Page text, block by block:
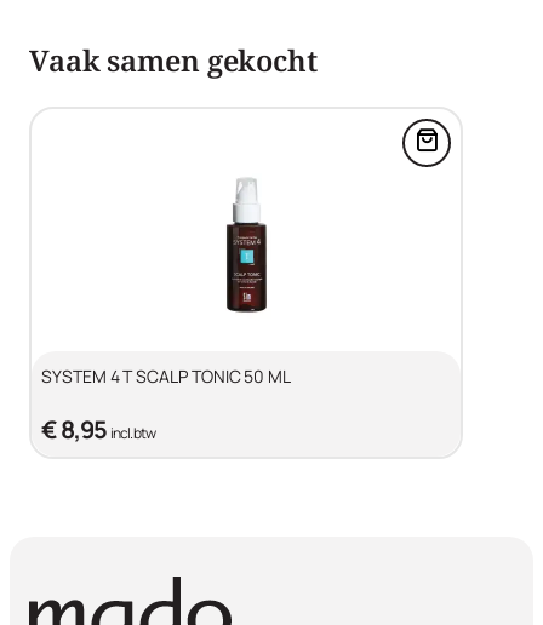
Vaak samen gekocht
Voeg
SYSTEM 4 T SCALP TONIC 50 ML
€ 8,95 incl. btw